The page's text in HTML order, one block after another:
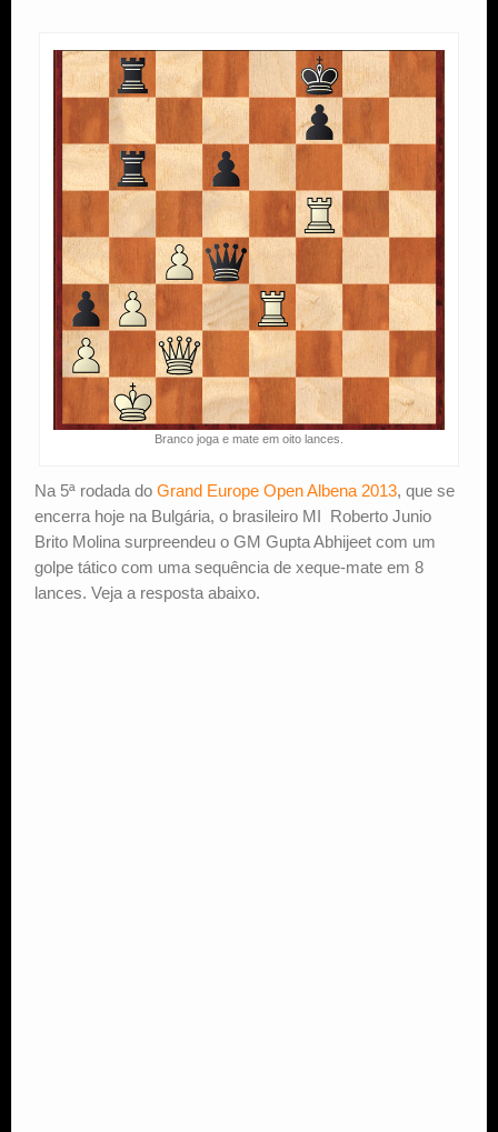
Branco joga e mate em oito lances.
Na 5ª rodada do Grand Europe Open Albena 2013, que se
encerra hoje na Bulgária, o brasileiro MI Roberto Junio
Brito Molina surpreendeu o GM Gupta Abhijeet com um
golpe tático com uma sequência de xeque-mate em 8
lances. Veja a resposta abaixo.